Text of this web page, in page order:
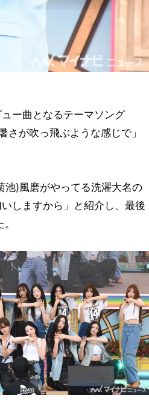
ー曲となるテーマソング
さが吹っ飛ぶような感じで」
池)風磨がやってる洗濯大名の
しますから」と紹介し、最後